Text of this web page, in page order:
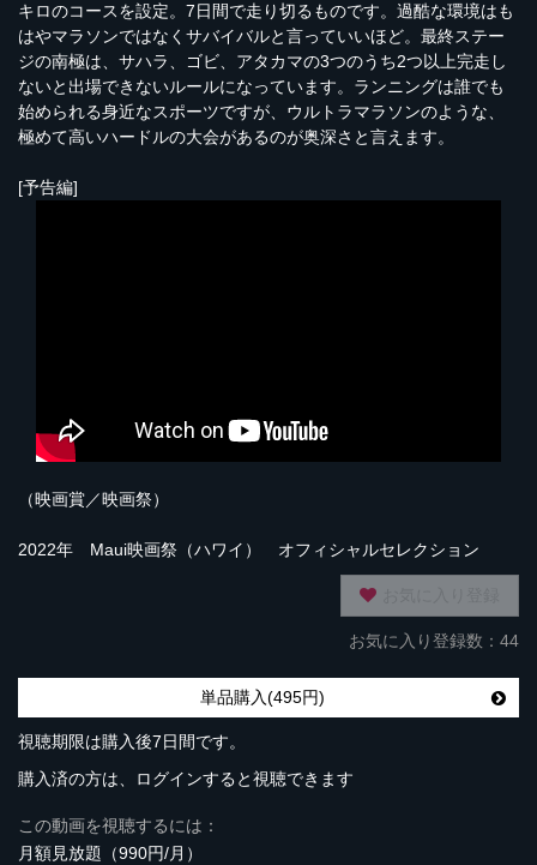
キロのコースを設定。7日間で走り切るものです。過酷な環境はも
はやマラソンではなくサバイバルと言っていいほど。最終ステー
ジの南極は、サハラ、ゴビ、アタカマの3つのうち2つ以上完走し
ないと出場できないルールになっています。ランニングは誰でも
始められる身近なスポーツですが、ウルトラマラソンのような、
極めて高いハードルの大会があるのが奥深さと言えます。
[予告編]
（映画賞／映画祭）
2022年 Maui映画祭（ハワイ） オフィシャルセレクション
お気に入り登録数：44
単品購入(495円)
視聴期限は購入後7日間です。
購入済の方は、ログインすると視聴できます
この動画を視聴するには：
月額見放題（990円/月）